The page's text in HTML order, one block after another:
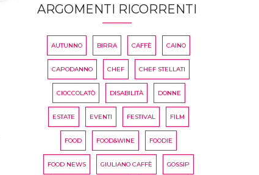
ARGOMENTI RICORRENTI
AUTUNNO BIRRA CAFFÈ CAINO
CAPODANNO CHEF CHEF STELLATI
CIOCCOLATÒ DISABILITÀ DONNE
ESTATE EVENTI FESTIVAL FILM
FOOD FOOD&WINE FOODIE
FOOD NEWS GIULIANO CAFFÈ GOSSIP